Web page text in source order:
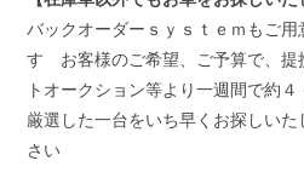
バックオーダーｓｙｓｔｅｍもご用
す お客様のご希望、ご予算で、提
トオークション等より一週間で約４
厳選した一台をいち早くお探しい
さい